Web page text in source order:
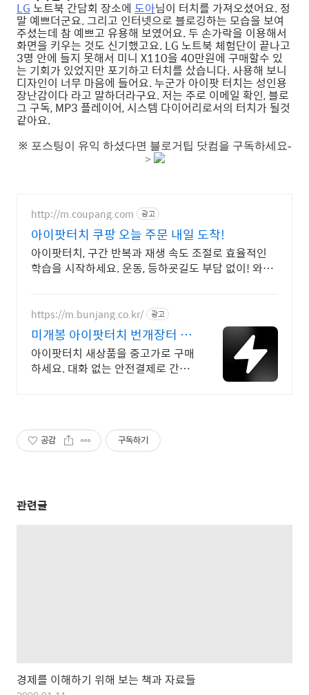
LG 노트북 간담회 장소에 도아님이 터치를 가져오셨어요. 정
말 예쁘더군요. 그리고 인터넷으로 블로깅하는 모습을 보여
주셨는데 참 예쁘고 유용해 보였어요. 두 손가락을 이용해서
화면을 키우는 것도 신기했고요. LG 노트북 체험단이 끝나고
3명 안에 들지 못해서 미니 X110을 40만원에 구매할수 있
는 기회가 있었지만 포기하고 터치를 샀습니다. 사용해 보니
디자인이 너무 마음에 들어요. 누군가 아이팟 터치는 성인용
장난감이다 라고 말하더라구요. 저는 주로 이메일 확인, 블로
그 구독, MP3 플레이어, 시스템 다이어리로서의 터치가 될것
같아요.
※ 포스팅이 유익 하셨다면 블로거팁 닷컴을 구독하세요-
>
http://m.coupang.com 광고
아이팟터치 쿠팡 오늘 주문 내일 도착!
아이팟터치, 구간 반복과 재생 속도 조절로 효율적인
학습을 시작하세요. 운동, 등하굣길도 부담 없이! 와우
https://m.bunjang.co.kr/ 광고
미개봉 아이팟터치 번개장터 국
내 최대 브랜드 중고거래
아이팟터치 새상품을 중고가로 구매
하세요. 대화 없는 안전결제로 간편
공감 구독하기
관련글
경제를 이해하기 위해 보는 책과 자료들